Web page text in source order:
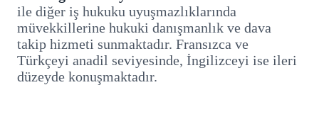
ile diğer iş hukuku uyuşmazlıklarında
müvekkillerine hukuki danışmanlık ve dava
takip hizmeti sunmaktadır. Fransızca ve
Türkçeyi anadil seviyesinde, İngilizceyi ise ileri
düzeyde konuşmaktadır.